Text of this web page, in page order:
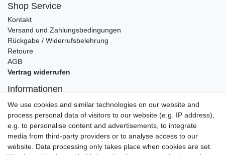
Shop Service
Kontakt
Versand und Zahlungsbedingungen
Rückgabe / Widerrufsbelehrung
Retoure
AGB
Vertrag widerrufen
Informationen
Datenschutz
Impressum
Wir verschicken klimaneutral mit DPD
We use cookies and similar technologies on our website and
process personal data of visitors to our website (e.g. IP address),
e.g. to personalise content and advertisements, to integrate
media from third-party providers or to analyse access to our
website. Data processing only takes place when cookies are set.